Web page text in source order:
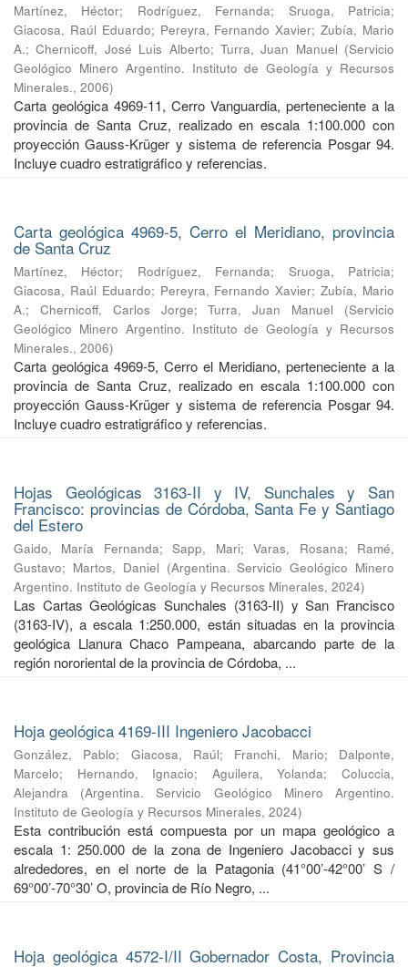
Martínez, Héctor; Rodríguez, Fernanda; Sruoga, Patricia;
Giacosa, Raúl Eduardo; Pereyra, Fernando Xavier;Zubía, Mario
A.;Chernicoff, José Luis Alberto; Turra, Juan Manuel (Servicio
Geológico Minero Argentino. Instituto de Geología y Recursos
Minerales., 2006)
Carta geológica 4969-11, Cerro Vanguardia, perteneciente a la
provincia de Santa Cruz, realizado en escala 1:100.000 con
proyección Gauss-Krüger y sistema de referencia Posgar 94.
Incluye cuadro estratigráfico y referencias.
Carta geológica 4969-5, Cerro el Meridiano, provincia
de Santa Cruz
Martínez, Héctor; Rodríguez, Fernanda; Sruoga, Patricia;
Giacosa, Raúl Eduardo; Pereyra, Fernando Xavier;Zubía, Mario
A.; Chernicoff, Carlos Jorge;Turra, Juan Manuel (Servicio
Geológico Minero Argentino. Instituto de Geología y Recursos
Minerales., 2006)
Carta geológica 4969-5, Cerro el Meridiano, perteneciente a la
provincia de Santa Cruz, realizado en escala 1:100.000 con
proyección Gauss-Krüger y sistema de referencia Posgar 94.
Incluye cuadro estratigráfico y referencias.
Hojas Geológicas 3163-II y IV, Sunchales y San
Francisco: provincias de Córdoba, Santa Fe y Santiago
del Estero
Gaido, María Fernanda;Sapp, Mari;Varas, Rosana; Ramé,
Gustavo; Martos, Daniel (Argentina. Servicio Geológico Minero
Argentino. Instituto de Geología y Recursos Minerales, 2024)
Las Cartas Geológicas Sunchales (3163-II) y San Francisco
(3163-IV), a escala 1:250.000, están situadas en la provincia
geológica Llanura Chaco Pampeana, abarcando parte de la
región nororiental de la provincia de Córdoba, ...
Hoja geológica 4169-III Ingeniero Jacobacci
González, Pablo; Giacosa, Raúl; Franchi, Mario; Dalponte,
Marcelo; Hernando, Ignacio; Aguilera, Yolanda;Coluccia,
Alejandra
(Argentina. Servicio Geológico Minero Argentino.
Instituto de Geología y Recursos Minerales, 2024)
Esta contribución está compuesta por un mapa geológico a
escala 1: 250.000 de la zona de Ingeniero Jacobacci y sus
alrededores, en el norte de la Patagonia (41°00’-42°00’ S /
69°00’-70°30’ O, provincia de Río Negro, ...
Hoja geológica 4572-I/II Gobernador Costa, Provincia